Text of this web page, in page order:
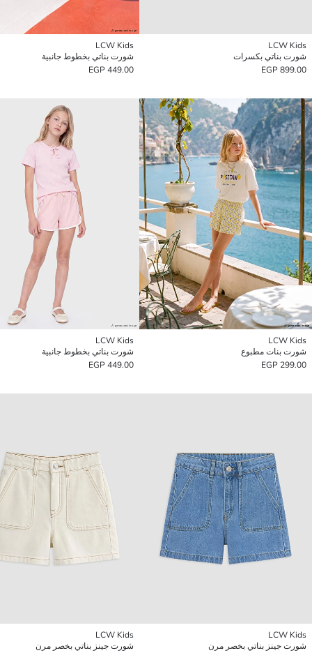
LCW Kids
شورت بناتي بكسرات
899.00 EGP
LCW Kids
شورت بناتي بخطوط جانبية
449.00 EGP
LCW Kids
شورت بنات مطبوع
299.00 EGP
LCW Kids
شورت بناتي بخطوط جانبية
449.00 EGP
LCW Kids
شورت جينز بناتي بخصر مرن
LCW Kids
شورت جينز بناتي بخصر مرن